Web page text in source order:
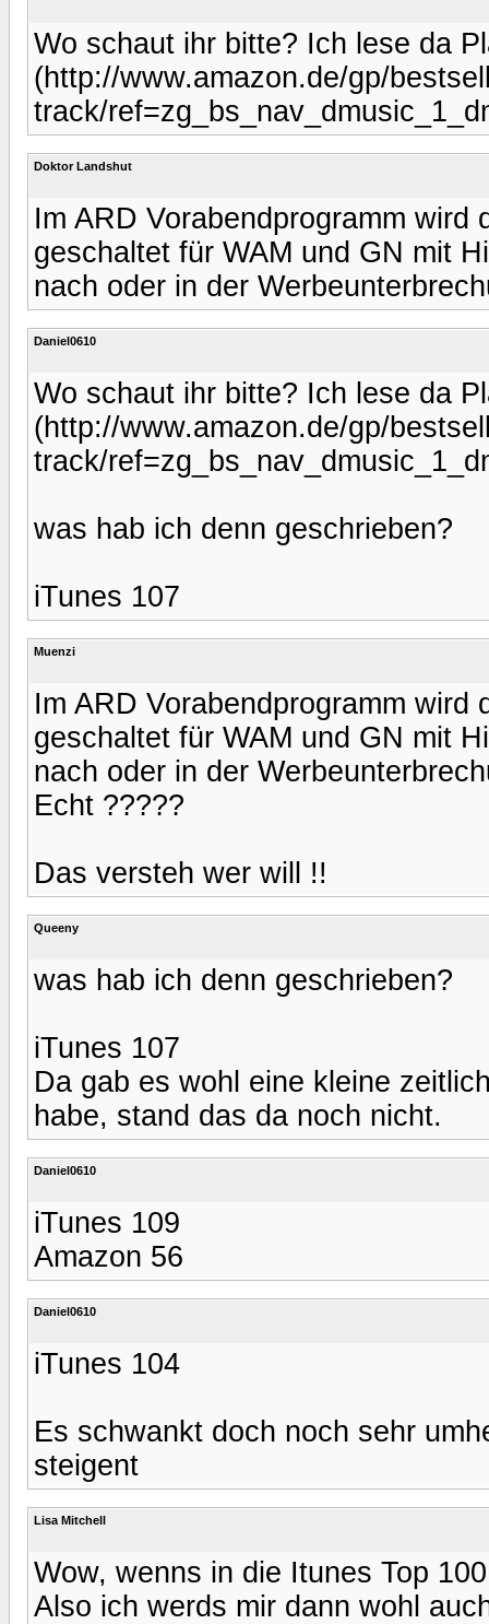
Wo schaut ihr bitte? Ich lese da
(http://www.amazon.de/gp/
track/
Doktor Landshut
Im ARD Vorabendprogramm wird
geschaltet für WAM und GN mit
nach oder in der
Daniel0610
Wo schaut ihr bitte? Ich lese da
(http://www.amazon.de/gp/
track/
was hab ich denn geschrieben?
iTunes 107
Muenzi
Im ARD Vorabendprogramm wird
geschaltet für WAM und GN mit
nach oder in der
Echt ?????
Das versteh wer will !!
Queeny
was hab ich denn geschrieben?
iTunes 107
Da gab es wohl eine kleine
habe, stand das da noch nicht.
Daniel0610
iTunes 109
Amazon 56
Daniel0610
iTunes 104
Es schwankt doch noch sehr
steigent
Lisa Mitchell
Wow, wenns in die Itunes Top
Also ich werds mir dann wohl